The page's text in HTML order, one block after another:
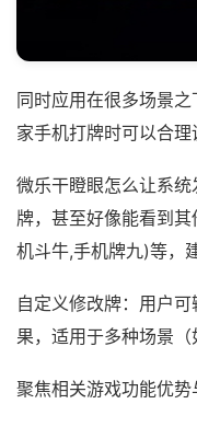
同时应用在很多场景
家手机打牌时可以合理
微乐干瞪眼怎么让系
牌，甚至好像能看到
机斗牛,手机牌九)等，
自定义修改牌：用户
果，适用于多种场景（
聚焦相关游戏功能优势